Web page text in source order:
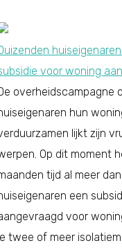
voor woning aan
overheidscampagne
hun
lijkt zijn
Op dit moment
tijd al meer
een
voor
twee of meer